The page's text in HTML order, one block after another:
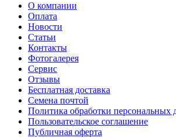
О компании
Оплата
Новости
Статьи
Контакты
Фотогалерея​
Сервис
Отзывы
Бесплатная доставка
Семена почтой
Политика обработки персональных
Пользовательское соглашение
Публичная оферта